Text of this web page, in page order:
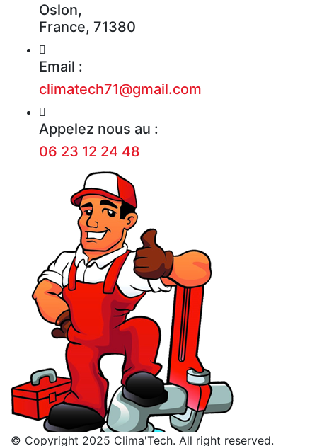
Oslon,
France, 71380
Email :
climatech71@gmail.com
Appelez nous au :
06 23 12 24 48
© Copyright 2025 Clima'Tech. All right reserved.